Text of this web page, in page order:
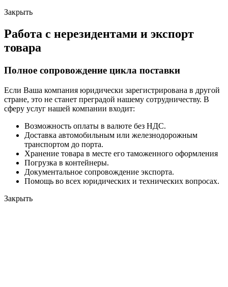
Закрыть
Работа с нерезидентами и экспорт
товара
Полное сопровождение цикла поставки
Если Ваша компания юридически зарегистрирована в другой
стране, это не станет преградой нашему сотрудничеству. В
сферу услуг нашей компании входит:
Возможность оплаты в валюте без НДС.
Доставка автомобильным или железнодорожным
транспортом до порта.
Хранение товара в месте его таможенного оформления
Погрузка в контейнеры.
Документальное сопровождение экспорта.
Помощь во всех юридических и технических вопросах.
Закрыть